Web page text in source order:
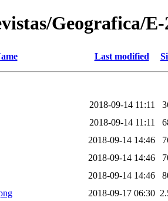
Geografica/
Last modified
2018-09-14 11:11
2018-09-14 11:11
2018-09-14 14:46
2018-09-14 14:46
2018-09-14 14:46
2018-09-17 06:30